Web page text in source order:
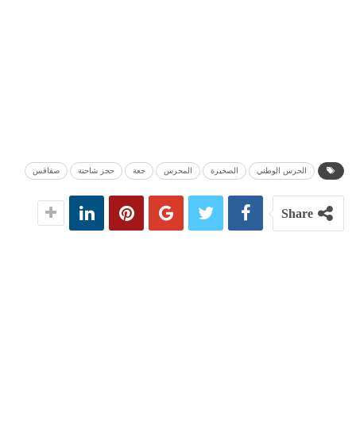
الحرس الوطني الصخيرة المحرس جعة حجز شاحنة صفاقس
Share